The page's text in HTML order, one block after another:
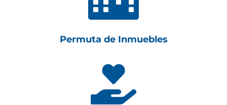
Permuta de Inmuebles
